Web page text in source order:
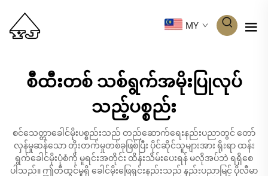
MY
စီထီးတစ် သစ်ရွက်အမိုးပြုလုပ်
သည့်ပစ္စည်း
စင်သေတ္တာခေါင်မိုးပစ္စည်းသည် တည်ဆောက်ရေးနည်းပညာတွင် တော်
လှန်မှုဆန်သော တိုးတက်မှုတစ်ခုဖြစ်ပြီး ပိုင်ဆိုင်သူများအား ရိုးရာ ထန်း
ရွက်ခေါင်မိုးပုံစံကို မူရင်းအတိုင်း ထိန်းသိမ်းပေးရန် မလိုအပ်ဘဲ ရရှိစေ
ပါသည်။ ဤတီထွင်မှုရှိ ခေါင်မိုးဖြေရှင်းနည်းသည် နည်းပညာမြင့် ပိုလီမာ